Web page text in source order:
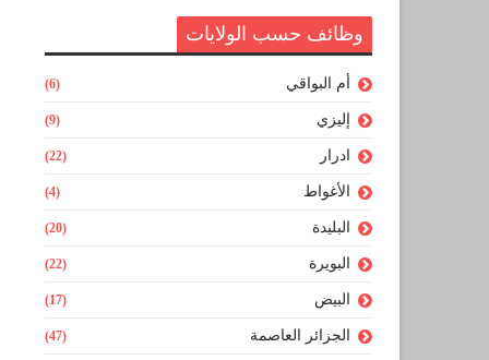
وظائف حسب الولايات
أم البواقي (6)
إليزي (9)
ادرار (22)
الأغواط (4)
البليدة (20)
البويرة (22)
البيض (17)
الجزائر العاصمة (47)